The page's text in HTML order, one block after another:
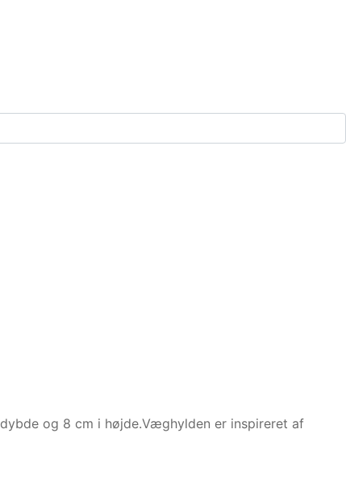
og 8 cm i højde.Væghylden er inspireret af